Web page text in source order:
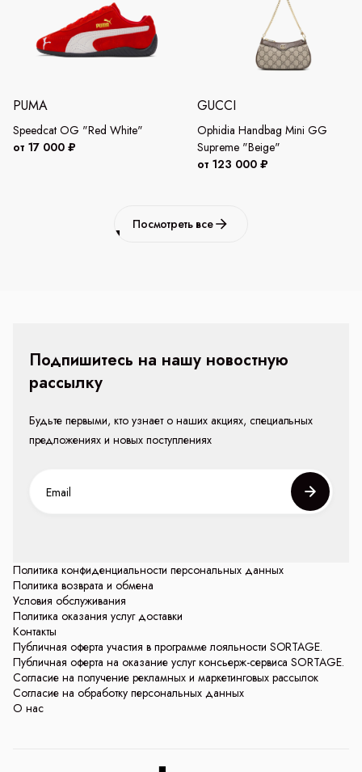
PUMA
Speedcat OG "Red White"
от 17 000 ₽
GUCCI
Ophidia Handbag Mini GG
Supreme "Beige"
от 123 000 ₽
Посмотреть все
Политика конфиденциальности персональных данных
Политика возврата и обмена
Условия обслуживания
Политика оказания услуг доставки
Контакты
Публичная оферта участия в программе лояльности SORTAGE.
Публичная оферта на оказание услуг консьерж-сервиса SORTAGE.
Согласие на получение рекламных и маркетинговых рассылок
Согласие на обработку персональных данных
О нас
Подпишитесь на нашу новостную
рассылку
Будьте первыми, кто узнает о наших акциях, специальных
предложениях и новых поступлениях